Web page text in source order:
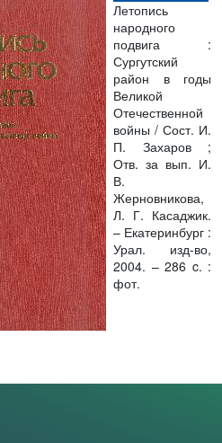
Летопись
народного
подвига :
Сургутский
район в годы
Великой
Отечественной
войны / Сост. И.
П. Захаров ;
Отв. за вып. И.
В.
Жерновникова,
Л. Г. Касаджик.
– Екатеринбург :
Урал. изд-во,
2004. – 286 c. :
фот.